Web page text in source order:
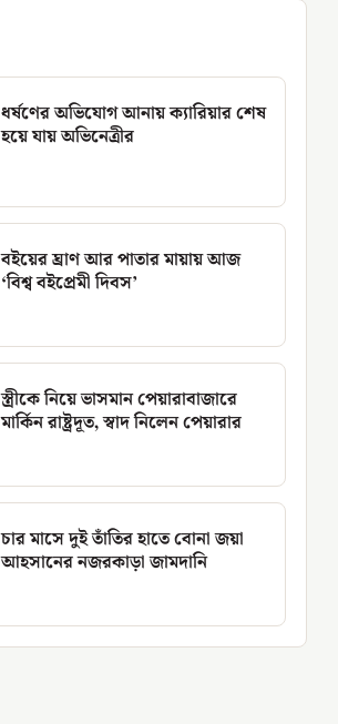
ধর্ষণের অভিযোগ আনায় ক্যারিয়ার শেষ
হয়ে যায় অভিনেত্রীর
বইয়ের ঘ্রাণ আর পাতার মায়ায় আজ
‘বিশ্ব বইপ্রেমী দিবস’
স্ত্রীকে নিয়ে ভাসমান পেয়ারাবাজারে
মার্কিন রাষ্ট্রদূত, স্বাদ নিলেন পেয়ারার
চার মাসে দুই তাঁতির হাতে বোনা জয়া
আহসানের নজরকাড়া জামদানি